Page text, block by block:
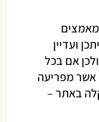
ועדיין
אם בכל
אשר מפריעה
באתר –